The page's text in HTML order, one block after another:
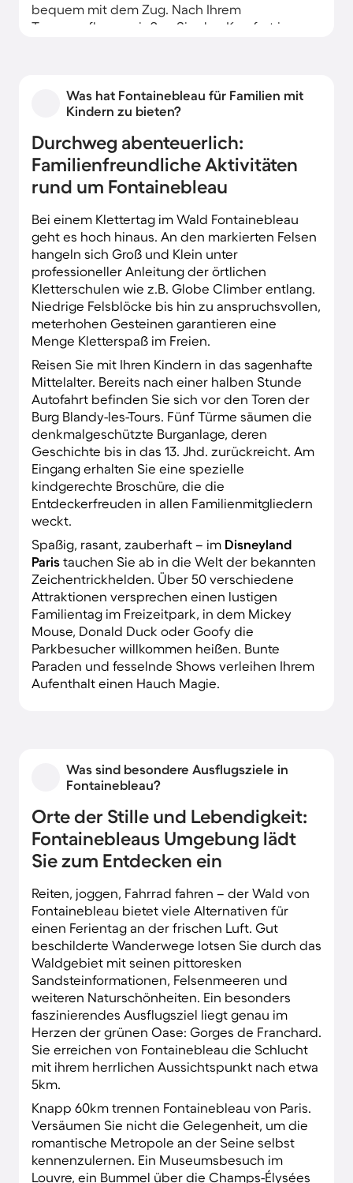
bequem mit dem Zug. Nach Ihrem
Tagesausflug genießen Sie den Komfort in
die Unterkünfte kaum einen Wunsch offen,
damit sich die Feriengäste ganz wie zu Hause
Was hat Fontainebleau für Familien mit
Kindern zu bieten?
Durchweg abenteuerlich:
Familienfreundliche Aktivitäten
rund um Fontainebleau
Bei einem Klettertag im Wald Fontainebleau
geht es hoch hinaus. An den markierten Felsen
hangeln sich Groß und Klein unter
professioneller Anleitung der örtlichen
Kletterschulen wie z.B. Globe Climber entlang.
Niedrige Felsblöcke bis hin zu anspruchsvollen,
meterhohen Gesteinen garantieren eine
Menge Kletterspaß im Freien.
Reisen Sie mit Ihren Kindern in das sagenhafte
Mittelalter. Bereits nach einer halben Stunde
Autofahrt befinden Sie sich vor den Toren der
Burg Blandy-les-Tours. Fünf Türme säumen die
denkmalgeschützte Burganlage, deren
Geschichte bis in das 13. Jhd. zurückreicht. Am
Eingang erhalten Sie eine spezielle
kindgerechte Broschüre, die die
Entdeckerfreuden in allen Familienmitgliedern
weckt.
Spaßig, rasant, zauberhaft – im Disneyland
Paris tauchen Sie ab in die Welt der bekannten
Zeichentrickhelden. Über 50 verschiedene
Attraktionen versprechen einen lustigen
Familientag im Freizeitpark, in dem Mickey
Mouse, Donald Duck oder Goofy die
Parkbesucher willkommen heißen. Bunte
Paraden und fesselnde Shows verleihen Ihrem
Aufenthalt einen Hauch Magie.
Was sind besondere Ausflugsziele in
Fontainebleau?
Orte der Stille und Lebendigkeit:
Fontainebleaus Umgebung lädt
Sie zum Entdecken ein
Reiten, joggen, Fahrrad fahren – der Wald von
Fontainebleau bietet viele Alternativen für
einen Ferientag an der frischen Luft. Gut
beschilderte Wanderwege lotsen Sie durch das
Waldgebiet mit seinen pittoresken
Sandsteinformationen, Felsenmeeren und
weiteren Naturschönheiten. Ein besonders
faszinierendes Ausflugsziel liegt genau im
Herzen der grünen Oase: Gorges de Franchard.
Sie erreichen von Fontainebleau die Schlucht
mit ihrem herrlichen Aussichtspunkt nach etwa
5km.
Knapp 60km trennen Fontainebleau von Paris.
Versäumen Sie nicht die Gelegenheit, um die
romantische Metropole an der Seine selbst
kennenzulernen. Ein Museumsbesuch im
Louvre, ein Bummel über die Champs-Élysées